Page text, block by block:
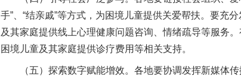
手”、“结亲戚”等方式，为困境儿童提供关爱帮扶。要充
及其家庭提供线上心理健康问题咨询、情绪疏导等服务
困境儿童及其家庭提供诊疗费用等相关支持。
（五）探索数字赋能增效。各地要协调发挥新媒体传